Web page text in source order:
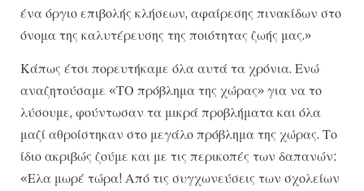
ένα όργιο επιβολής κλήσεων, αφαίρεσης πινακίδων στο
όνομα της καλυτέρευσης της ποιότητας ζωής μας.»
Κάπως έτσι πορευτήκαμε όλα αυτά τα χρόνια. Ενώ
αναζητούσαμε «ΤΟ πρόβλημα της χώρας» για να το
λύσουμε, φούντωσαν τα μικρά προβλήματα και όλα
μαζί αθροίστηκαν στο μεγάλο πρόβλημα της χώρας. Το
ίδιο ακριβώς ζούμε και με τις περικοπές των δαπανών:
«Ελα μωρέ τώρα! Από τις συγχωνεύσεις των σχολείων